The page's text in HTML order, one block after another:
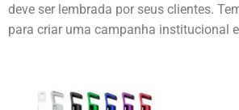
deve ser lembrada por seus clientes.
para criar uma campanha institucional